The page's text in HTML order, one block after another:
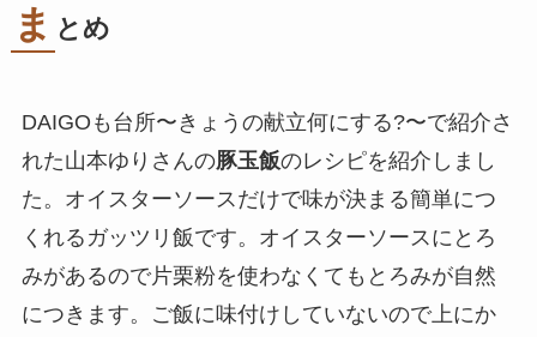
ま とめ
DAIGOも台所〜きょうの献立何にする?〜で紹介さ
れた山本ゆりさんの豚玉飯のレシピを紹介しまし
た。オイスターソースだけで味が決まる簡単につ
くれるガッツリ飯です。オイスターソースにとろ
みがあるので片栗粉を使わなくてもとろみが自然
につきます。ご飯に味付けしていないので上にか